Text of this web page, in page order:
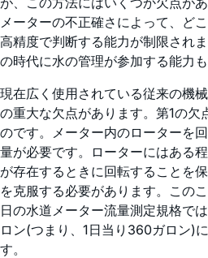
メーターの不正確さによって、ど
高精度で判断する能力が制限され
の時代に水の管理が参加する能力も
現在広く使用されている従来の機
の重大な欠点があります。第1の欠
のです。メーター内のローターを
量が必要です。ローターにはある
が存在するときに回転することを
を克服する必要があります。この
日の水道メーター流量測定規格で
ロン(つまり、1日当り360ガロン)
す。